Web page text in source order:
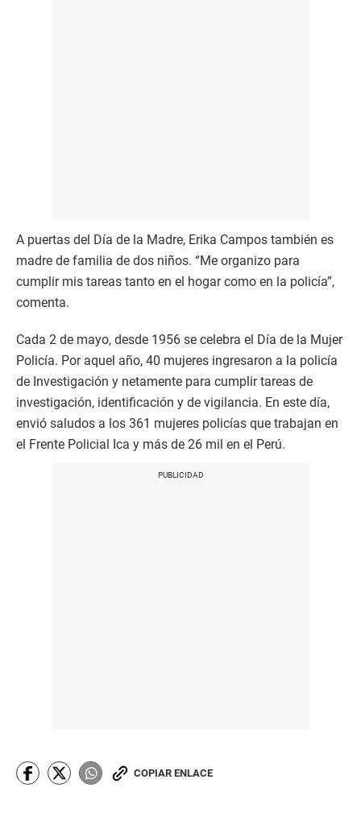
A puertas del Día de la Madre, Erika Campos también es
madre de familia de dos niños. “Me organizo para
cumplir mis tareas tanto en el hogar como en la policía”,
comenta.
Cada 2 de mayo, desde 1956 se celebra el Día de la Mujer
Policía. Por aquel año, 40 mujeres ingresaron a la policía
de Investigación y netamente para cumplir tareas de
investigación, identificación y de vigilancia. En este día,
envió saludos a los 361 mujeres policías que trabajan en
el Frente Policial Ica y más de 26 mil en el Perú.
COPIAR ENLACE